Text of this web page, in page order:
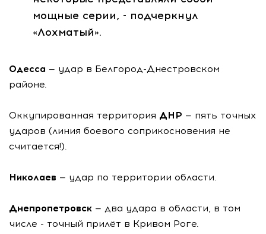
мощные серии, - подчеркнул
«Лохматый».
Одесса — удар в Белгород-Днестровском
районе.
Оккупированная территория ДНР — пять точных
ударов (линия боевого соприкосновения не
считается!).
Николаев — удар по территории области.
Днепропетровск — два удара в области, в том
числе - точный прилёт в Кривом Роге.